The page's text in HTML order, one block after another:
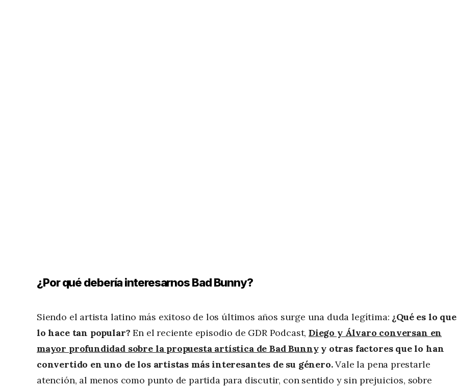
¿Por qué debería interesarnos Bad Bunny?
Siendo el artista latino más exitoso de los últimos años surge una duda legítima: ¿Qué es lo que
lo hace tan popular? En el reciente episodio de GDR Podcast,Diego y Álvaro conversan en
mayor profundidad sobre la propuesta artística de Bad Bunnyy otras factores que lo han
convertido en uno de los artistas más interesantes de su género.Vale la pena prestarle
atención, al menos como punto de partida para discutir, con sentido y sin prejuicios, sobre